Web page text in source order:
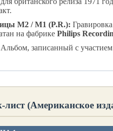
M2 / M1 (P.R.):
на фабрике Philips
Альбом, записанный с
лист (Американское